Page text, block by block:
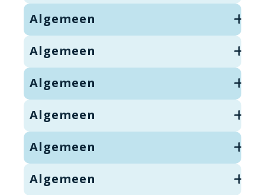
Algemeen
Algemeen
Algemeen
Algemeen
Algemeen
Algemeen